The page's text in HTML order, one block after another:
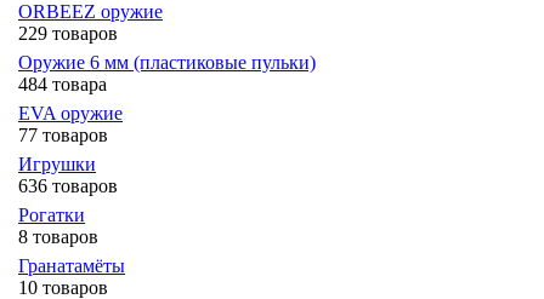
ORBEEZ оружие
229 товаров
Оружие 6 мм (пластиковые пульки)
484 товара
EVA оружие
77 товаров
Игрушки
636 товаров
Рогатки
8 товаров
Гранатамёты
10 товаров